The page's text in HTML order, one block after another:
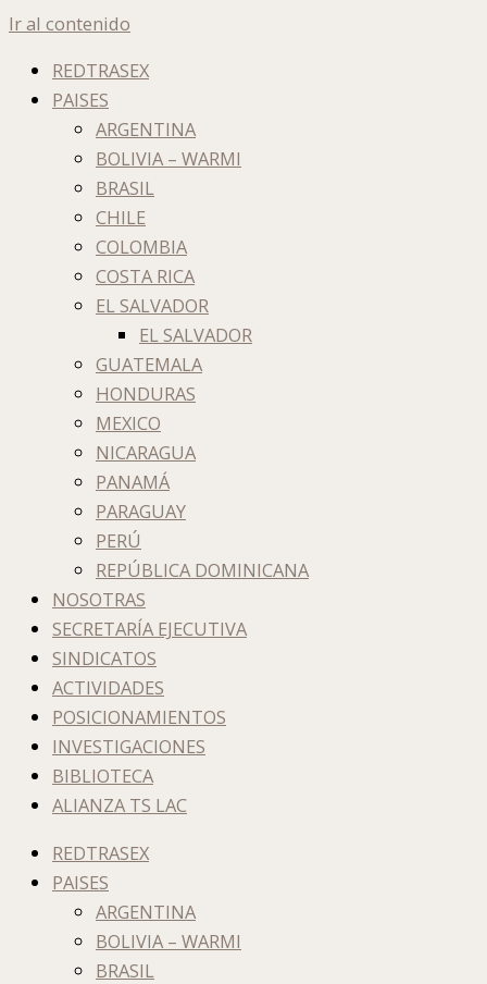
Ir al contenido
REDTRASEX
PAISES
ARGENTINA
BOLIVIA – WARMI
BRASIL
CHILE
COLOMBIA
COSTA RICA
EL SALVADOR
EL SALVADOR
GUATEMALA
HONDURAS
MEXICO
NICARAGUA
PANAMÁ
PARAGUAY
PERÚ
REPÚBLICA DOMINICANA
NOSOTRAS
SECRETARÍA EJECUTIVA
SINDICATOS
ACTIVIDADES
POSICIONAMIENTOS
INVESTIGACIONES
BIBLIOTECA
ALIANZA TS LAC
REDTRASEX
PAISES
ARGENTINA
BOLIVIA – WARMI
BRASIL